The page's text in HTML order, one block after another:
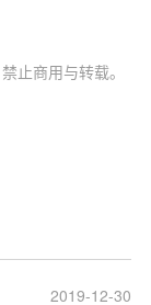
止商用与转载。
2019-12-30